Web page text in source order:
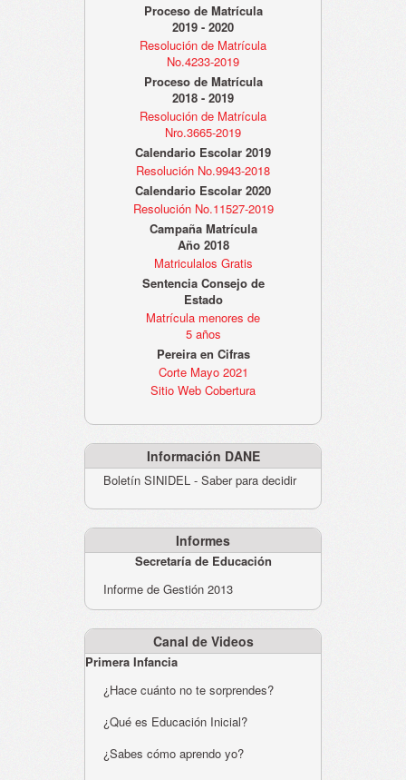
Proceso de Matrícula
2019 - 2020
Resolución de Matrícula
No.4233-2019
Proceso de Matrícula
2018 - 2019
Resolución de Matrícula
Nro.3665-2019
Calendario Escolar 2019
Resolución No.9943-2018
Calendario Escolar 2020
Resolución No.11527-2019
Campaña Matrícula
Año 2018
Matriculalos Gratis
Sentencia Consejo de
Estado
Matrícula menores de
5 años
Pereira en Cifras
Corte Mayo 2021
Sitio Web Cobertura
Información DANE
Boletín SINIDEL - Saber para decidir
Informes
Secretaría de Educación
Informe de Gestión 2013
Canal de Videos
Primera Infancia
¿Hace cuánto no te sorprendes?
¿Qué es Educación Inicial?
¿Sabes cómo aprendo yo?